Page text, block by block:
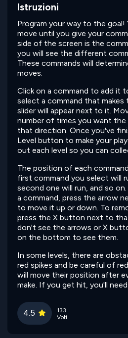
Istruzioni
Program your way to the goal!
move until you give your
side of the screen is the
you will see the different
These commands will
moves.
Click on a command to add it
select a command that makes
slider will appear next to it.
number of times you want the
that direction. Once you've
Level button to make your
out each level so you can
The position of each
first command you select will
second one will run, and so
a command, press the arrow
to move it up or down. To
press the X button next to
don't see the arrows or X
on the bottom to see them.
In some levels, there are
red spikes and be careful of
will move their position after
make. If you get hit, you'll
4.5
133
Voti